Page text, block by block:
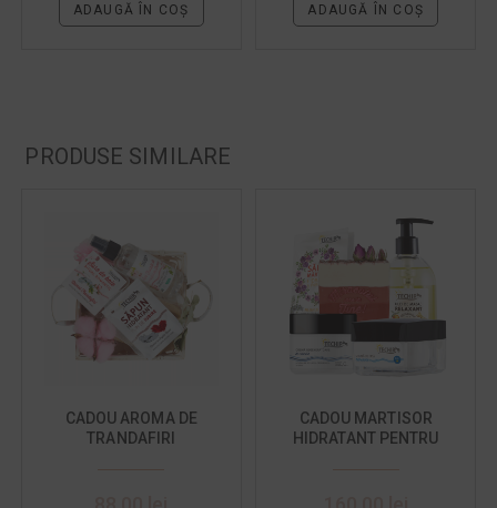
ADAUGĂ ÎN COȘ ADAUGĂ ÎN COȘ
PRODUSE SIMILARE
CADOU AROMA DE
TRANDAFIRI
CADOU MARTISOR
HIDRATANT PENTRU